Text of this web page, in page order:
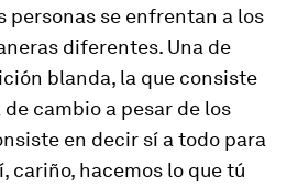
personas se enfrentan a los
diferentes. Una de
blanda, la que consiste
cambio a pesar de los
en decir sí a todo para
cariño, hacemos lo que tú